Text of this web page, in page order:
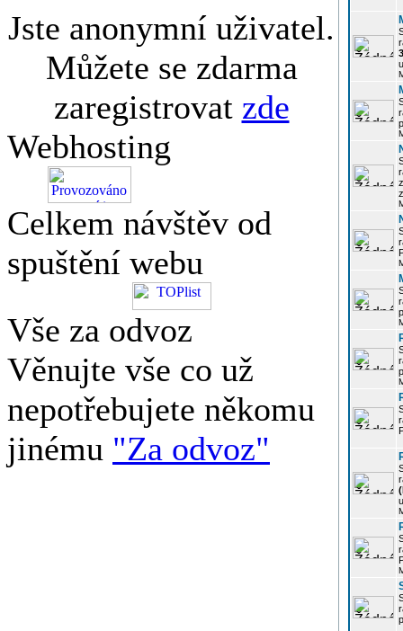
Jste anonymní uživatel.
Můžete se zdarma
zaregistrovat zde
Webhosting
Celkem návštěv od
spuštění webu
Vše za odvoz
Věnujte vše co už
nepotřebujete někomu
jinému "Za odvoz"